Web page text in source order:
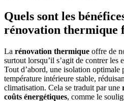
Quels sont les
rénovation thermique
La rénovation thermique offre de
surtout lorsqu’il s’agit de contrer les
Tout d’abord, une isolation optimale
température intérieure stable,
climatisation. Cela se traduit par une
coûts énergétiques, comme le